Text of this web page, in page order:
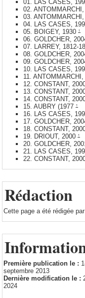
01. LAS CASES,
02.
03.
04. LAS CASES,
05. BOIGEY, 1930 ↑
06. GOLDCHER,
07. LARREY, 1812-
08. GOLDCHER,
09. GOLDCHER,
10. LAS CASES,
11. ANTOMMARCHI,
12. CONSTANT,
13. CONSTANT,
14. CONSTANT,
15. AUBRY (1977 ↑
16. LAS CASES,
17. GOLDCHER,
18. CONSTANT,
19. DRIOUT, 2000 ↑
20. GOLDCHER,
21. LAS CASES,
22. CONSTANT,
Rédaction
Cette page a été rédigée par
Première publication le :
septembre 2013
Dernière modification le :
2024